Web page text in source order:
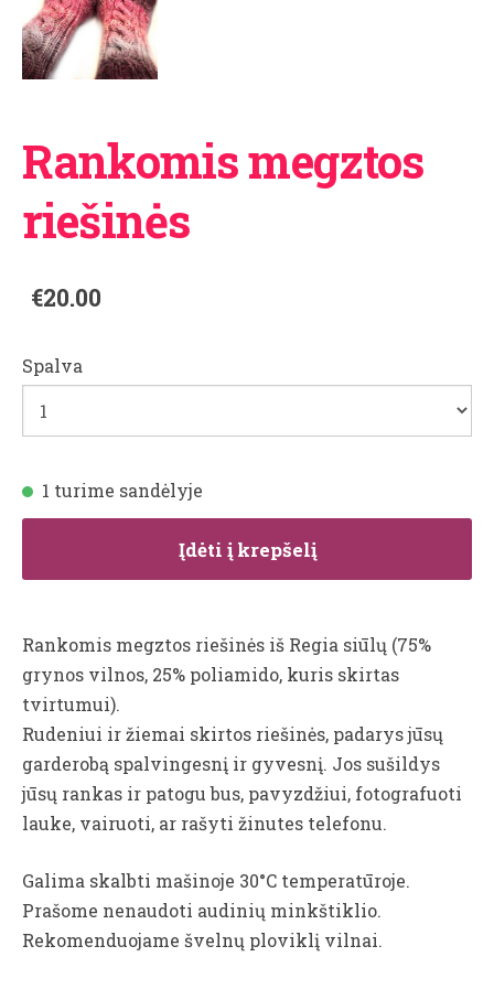
Rankomis megztos
riešinės
€20.00
Spalva
1 turime sandėlyje
Įdėti į krepšelį
Rankomis megztos riešinės iš Regia siūlų (75%
grynos vilnos, 25% poliamido, kuris skirtas
tvirtumui).
Rudeniui ir žiemai skirtos riešinės, padarys jūsų
garderobą spalvingesnį ir gyvesnį. Jos sušildys
jūsų rankas ir patogu bus, pavyzdžiui, fotografuoti
lauke, vairuoti, ar rašyti žinutes telefonu.
Galima skalbti mašinoje 30°C temperatūroje.
Prašome nenaudoti audinių minkštiklio.
Rekomenduojame švelnų ploviklį vilnai.